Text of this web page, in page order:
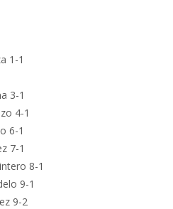
1-1
3-1
4-1
6-1
7-1
8-1
9-1
9-2